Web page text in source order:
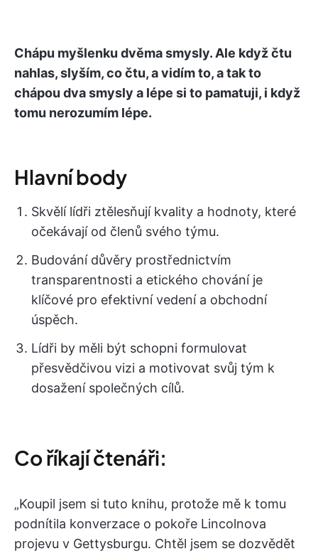
Chápu myšlenku dvěma smysly. Ale když čtu
nahlas, slyším, co čtu, a vidím to, a tak to
chápou dva smysly a lépe si to pamatuji, i když
tomu nerozumím lépe.
Hlavní body
Skvělí lídři ztělesňují kvality a hodnoty, které
očekávají od členů svého týmu.
Budování důvěry prostřednictvím
transparentnosti a etického chování je
klíčové pro efektivní vedení a obchodní
úspěch.
Lídři by měli být schopni formulovat
přesvědčivou vizi a motivovat svůj tým k
dosažení společných cílů.
Co říkají čtenáři:
„Koupil jsem si tuto knihu, protože mě k tomu
podnítila konverzace o pokoře Lincolnova
projevu v Gettysburgu. Chtěl jsem se dozvědět